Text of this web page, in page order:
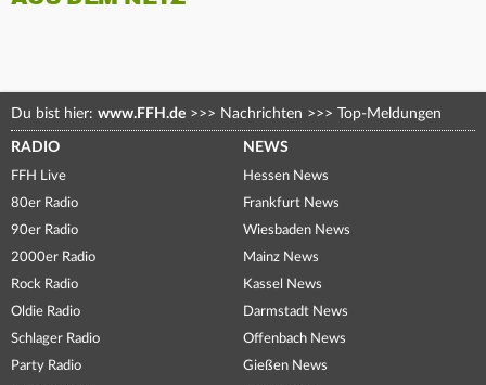
Du bist hier: www.FFH.de >>> Nachrichten >>> Top-Meldungen
RADIO
FFH Live
80er Radio
90er Radio
2000er Radio
Rock Radio
Oldie Radio
Schlager Radio
Party Radio
NEWS
Hessen News
Frankfurt News
Wiesbaden News
Mainz News
Kassel News
Darmstadt News
Offenbach News
Gießen News